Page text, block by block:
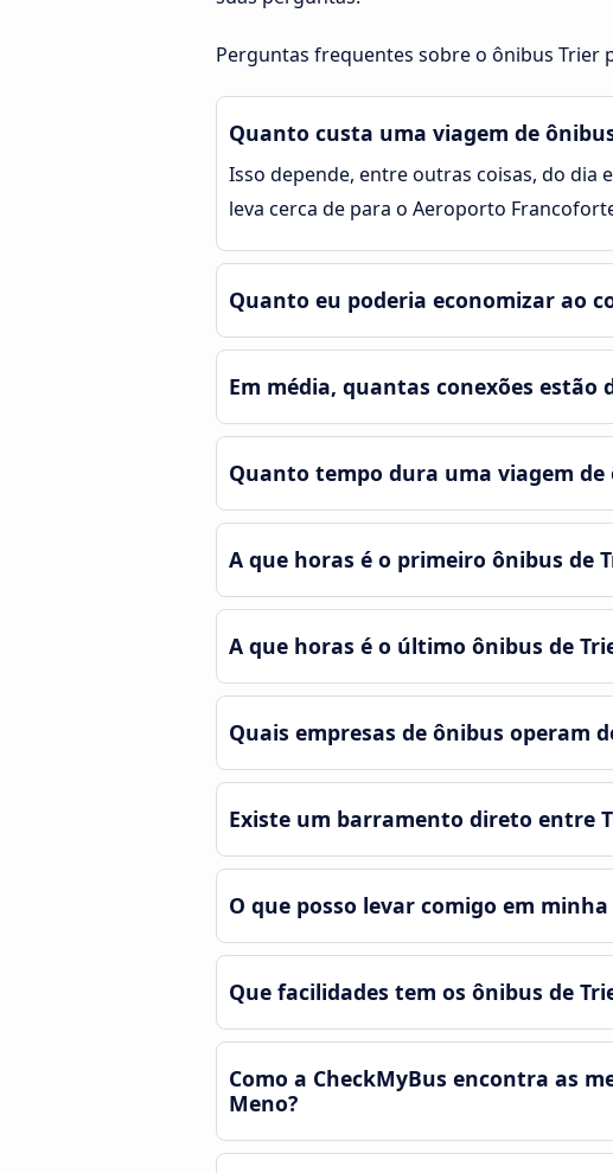
Perguntas frequentes sobre o ônibus
Quanto custa uma viagem de
Isso depende, entre outras coisas, do dia
leva cerca de para o Aeroporto
Quanto eu poderia economizar ao
Em média, quantas conexões
Quanto tempo dura uma viagem
A que horas é o primeiro ônibus de
A que horas é o último ônibus de
Quais empresas de ônibus operam
Existe um barramento direto entre
O que posso levar comigo em
Que facilidades tem os ônibus de
Como a CheckMyBus encontra as
Meno?